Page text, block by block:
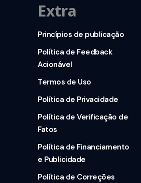
Extra
Princípios de publicação
Política de Feedback
Acionável
Termos de Uso
Política de Privacidade
Política de Verificação de
Fatos
Política de Financiamento
e Publicidade
Política de Correções